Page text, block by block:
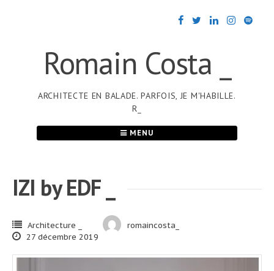
Romain Costa _
ARCHITECTE EN BALADE. PARFOIS, JE M'HABILLE.
R_
MENU
IZI by EDF _
Architecture _
romaincosta_
27 décembre 2019